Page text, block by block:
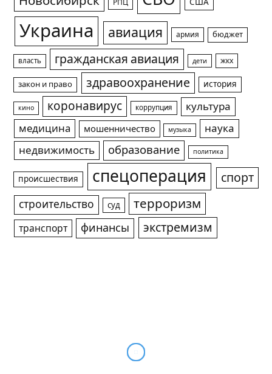
РПЦ США
Украина авиация армия бюджет
власть гражданская авиация дети жкх
закон и право здравоохранение история
кино коронавирус коррупция
культура
медицина
мошенничество музыка
наука
недвижимость
образование политика
происшествия спецоперация спорт
строительство суд терроризм
транспорт финансы экстремизм